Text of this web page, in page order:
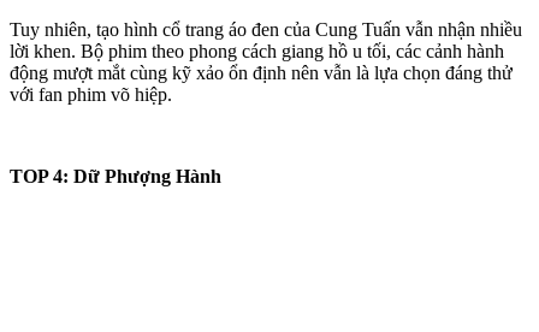
Tuy nhiên, tạo hình cổ trang áo đen của Cung Tuấn vẫn nhận nhiều
lời khen. Bộ phim theo phong cách giang hồ u tối, các cảnh hành
động mượt mắt cùng kỹ xảo ổn định nên vẫn là lựa chọn đáng thử
với fan phim võ hiệp.
TOP 4: Dữ Phượng Hành